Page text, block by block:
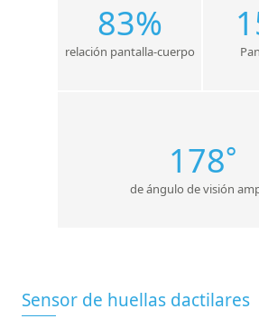
83%
relación pantalla-cuerpo
178°
de ángulo de visión
Sensor de huellas dactilares